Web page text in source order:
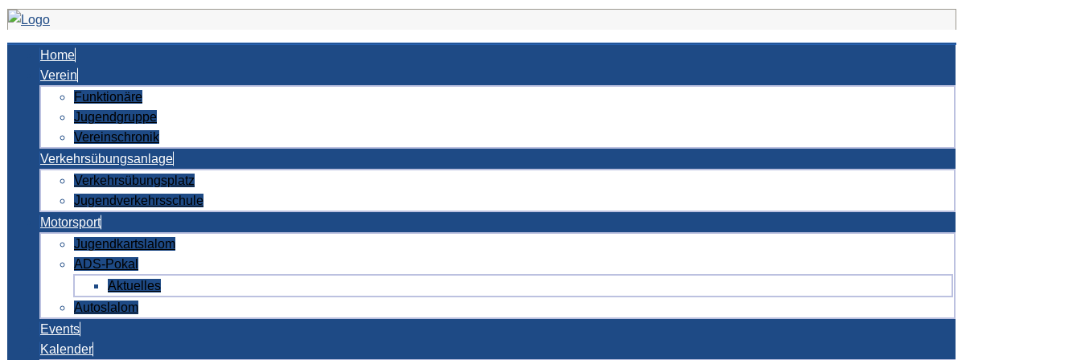
Home
Verein
Funktionäre
Jugendgruppe
Vereinschronik
Verkehrsübungsanlage
Verkehrsübungsplatz
Jugendverkehrsschule
Motorsport
Jugendkartslalom
ADS-Pokal
Aktuelles
Autoslalom
Events
Kalender